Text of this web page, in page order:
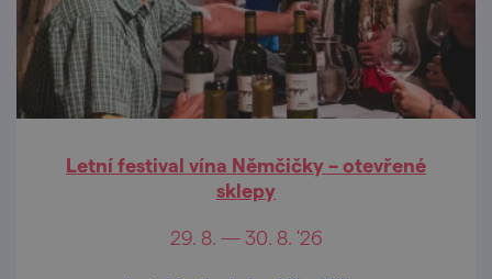
Letní festival vína Němčičky – otevřené
sklepy
29. 8. — 30. 8. '26